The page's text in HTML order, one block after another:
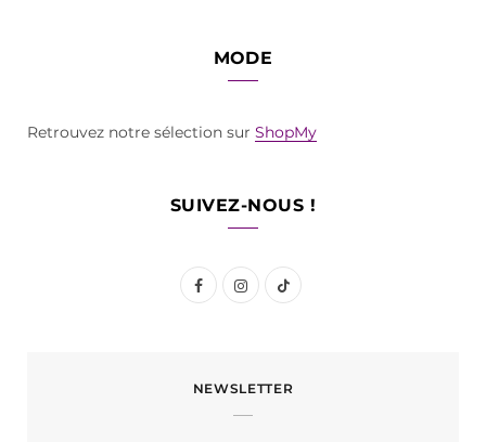
MODE
Retrouvez notre sélection sur ShopMy
SUIVEZ-NOUS !
F
e
I
t
T
T
NEWSLETTER